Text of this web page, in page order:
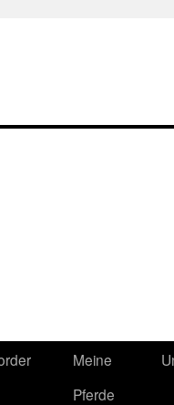
Meine
Pferde